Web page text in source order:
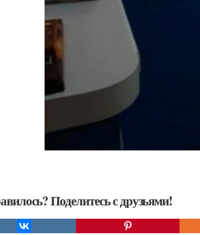
Поделитесь с друзьями!